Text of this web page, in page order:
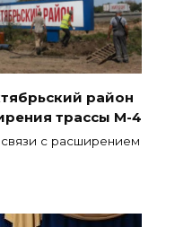
район
трассы М-4
с расширением